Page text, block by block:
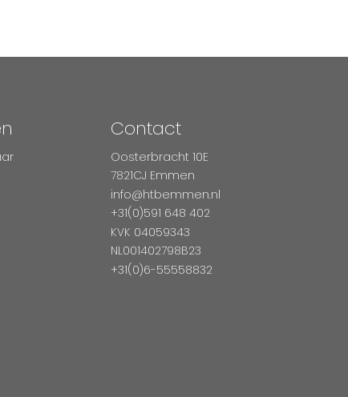
Contact
Oosterbracht 10E
7821CJ Emmen
info@htbemmen.nl
+31(0)591 648 402
KVK 04059343
NL001402798B23
+31(0)6-55558832